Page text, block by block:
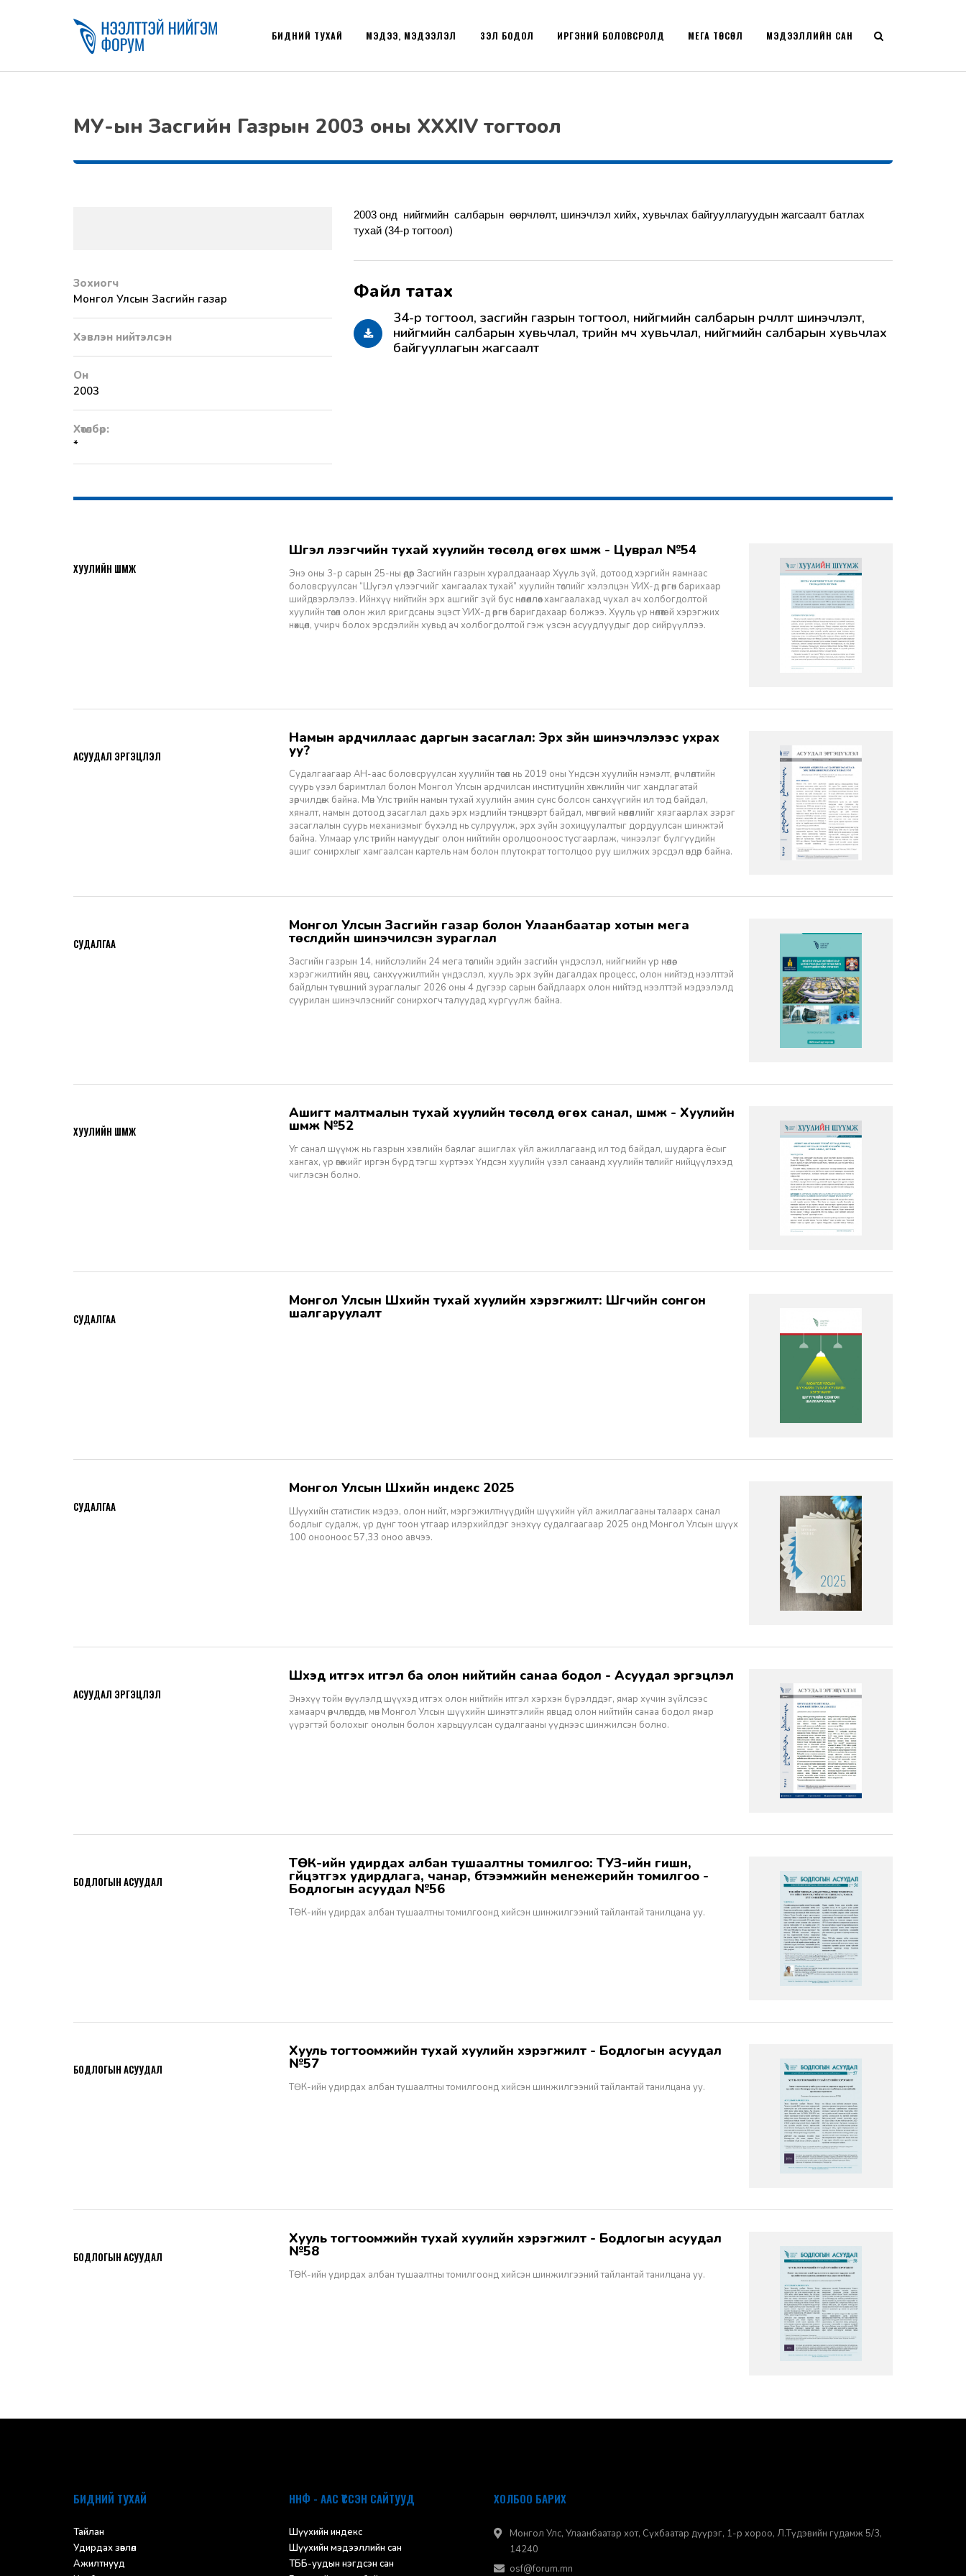
БИДНИЙ ТУХАЙ МЭДЭЭ, МЭДЭЭЛЭЛ ҮЗЭЛ БОДОЛ ИРГЭНИЙ БОЛОВСРОЛД МЭДЭЭЛЛИЙН САН
МЕГА ТӨСӨЛ
МУ-ын Засгийн Газрын 2003 оны XXXIV тогтоол
Зохиогч
Монгол Улсын Засгийн газар
Хэвлэн нийтэлсэн
Он
2003
Хөтөлбөр:
*
2003 онд нийгмийн салбарын өөрчлөлт, шинэчлэл хийх, хувьчлах байгууллагуудын жагсаалт батлах
тухай (34-р тогтоол)
34-р тогтоол, засгийн газрын тогтоол, нийгмийн салбарын өөрчлөлт шинэчлэлт,
нийгмийн салбарын хувьчлал, төрийн өмч хувьчлал, нийгмийн салбарын хувьчлах
байгууллагын жагсаалт
Шүгэл үлээгчийн тухай хуулийн төсөлд өгөх шүүмж - Цуврал №54
Энэ оны 3-р сарын 25-ны өдөр Засгийн газрын хуралдаанаар Хууль зүй, дотоод хэргийн яамнаас
боловсруулсан “Шүгэл үлээгчийг хамгаалах тухай” хуулийн төслийг хэлэлцэн УИХ-д өргөн барихаар
шийдвэрлэлээ. Ийнхүү нийтийн эрх ашгийг зүй бус нөлөөллөөс хамгаалахад чухал ач холбогдолтой
хуулийн төсөл олон жил яригдсаны эцэст УИХ-д өргөн баригдахаар болжээ. Хууль үр нөлөөтэй хэрэгжих
нөхцөл, учирч болох эрсдэлийн хувьд ач холбогдолтой гэж үзсэн асуудлуудыг дор сийрүүллээ.
ХУУЛИЙН ШҮҮМЖ
Намын ардчиллаас даргын засаглал: Эрх зүйн шинэчлэлээс ухрах
уу?
Судалгаагаар АН-аас боловсруулсан хуулийн төсөл нь 2019 оны Үндсэн хуулийн нэмэлт, өөрчлөлтийн
суурь үзэл баримтлал болон Монгол Улсын ардчилсан институцийн хөгжлийн чиг хандлагатай
зөрчилдөж байна. Мөн Улс төрийн намын тухай хуулийн амин сүнс болсон санхүүгийн ил тод байдал,
хяналт, намын дотоод засаглал дахь эрх мэдлийн тэнцвэрт байдал, мөнгөний нөлөөллийг хязгаарлах зэрэг
засаглалын суурь механизмыг бүхэлд нь сулруулж, эрх зүйн зохицуулалтыг дордуулсан шинжтэй
байна. Улмаар улс төрийн намуудыг олон нийтийн оролцооноос тусгаарлаж, чинээлэг бүлгүүдийн
ашиг сонирхлыг хамгаалсан картель нам болон плутократ тогтолцоо руу шилжих эрсдэл өндөр байна.
АСУУДАЛ ЭРГЭЦҮҮЛЭЛ
Монгол Улсын Засгийн газар болон Улаанбаатар хотын мега
төслүүдийн шинэчилсэн зураглал
Засгийн газрын 14, нийслэлийн 24 мега төслийн эдийн засгийн үндэслэл, нийгмийн үр нөлөө,
хэрэгжилтийн явц, санхүүжилтийн үндэслэл, хууль эрх зүйн дагалдах процесс, олон нийтэд нээлттэй
байдлын түвшний зураглалыг 2026 оны 4 дүгээр сарын байдлаарх олон нийтэд нээлттэй мэдээлэлд
суурилан шинэчлэснийг сонирхогч талуудад хүргүүлж байна.
СУДАЛГАА
Ашигт малтмалын тухай хуулийн төсөлд өгөх санал, шүүмж - Хуулийн
шүүмж №52
Уг санал шүүмж нь газрын хэвлийн баялаг ашиглах үйл ажиллагаанд ил тод байдал, шударга ёсыг
хангах, үр өгөөжийг иргэн бүрд тэгш хүртээх Үндсэн хуулийн үзэл санаанд хуулийн төслийг нийцүүлэхэд
чиглэсэн болно.
ХУУЛИЙН ШҮҮМЖ
Монгол Улсын Шүүхийн тухай хуулийн хэрэгжилт: Шүүгчийн сонгон
шалгаруулалт
СУДАЛГАА
Монгол Улсын Шүүхийн индекс 2025
Шүүхийн статистик мэдээ, олон нийт, мэргэжилтнүүдийн шүүхийн үйл ажиллагааны талаарх санал
бодлыг судалж, үр дүнг тоон утгаар илэрхийлдэг энэхүү судалгаагаар 2025 онд Монгол Улсын шүүх
100 онооноос 57,33 оноо авчээ.
СУДАЛГАА
Шүүхэд итгэх итгэл ба олон нийтийн санаа бодол - Асуудал эргэцүүлэл
Энэхүү тойм өгүүлэлд шүүхэд итгэх олон нийтийн итгэл хэрхэн бүрэлддэг, ямар хүчин зүйлсээс
хамаарч өөрчлөгддөг, мөн Монгол Улсын шүүхийн шинэтгэлийн явцад олон нийтийн санаа бодол ямар
үүрэгтэй болохыг онолын болон харьцуулсан судалгааны үүднээс шинжилсэн болно.
АСУУДАЛ ЭРГЭЦҮҮЛЭЛ
ТӨК-ийн удирдах албан тушаалтны томилгоо: ТУЗ-ийн гишүүн,
гүйцэтгэх удирдлага, чанар, бүтээмжийн менежерийн томилгоо -
Бодлогын асуудал №56
ТӨК-ийн удирдах албан тушаалтны томилгоонд хийсэн шинжилгээний тайлантай танилцана уу.
БОДЛОГЫН АСУУДАЛ
Хууль тогтоомжийн тухай хуулийн хэрэгжилт - Бодлогын асуудал
№57
ТӨК-ийн удирдах албан тушаалтны томилгоонд хийсэн шинжилгээний тайлантай танилцана уу.
БОДЛОГЫН АСУУДАЛ
Хууль тогтоомжийн тухай хуулийн хэрэгжилт - Бодлогын асуудал
№58
ТӨК-ийн удирдах албан тушаалтны томилгоонд хийсэн шинжилгээний тайлантай танилцана уу.
БОДЛОГЫН АСУУДАЛ
БИДНИЙ ТУХАЙ
Тайлан
Удирдах зөвлөл
Ажилтнууд
ННФ - ААС ҮҮССЭН САЙТУУД
Шүүхийн индекс
Шүүхийн мэдээллийн сан
ТББ-уудын нэгдсэн сан
ХОЛБОО БАРИХ
Монгол Улс, Улаанбаатар хот, Сүхбаатар дүүрэг, 1-р хороо, ​Л.Түдэвийн гудамж 5/3,
14240
osf@forum.mn